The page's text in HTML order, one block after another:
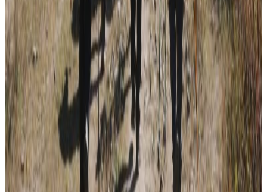
सुनसरी घटनामा प्रधानमन्त्री बालेनको सम्बोधन- संयम
र सहिष्णुता अपनाउन आह्वान
२०२६ जुलाई ३१
देशभर तनाव बढिरहेका बेला ९ प्रमुख राजनीतिक
दलहरूको संयुक्त अपिल
२०२६ जुलाई ३०
प्रधानमन्त्री शाहलाई भारतको औपचारिक भ्रमण निम्तो